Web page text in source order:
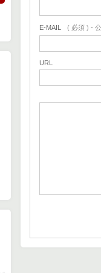
E-MAIL ( 必須 ) -
URL